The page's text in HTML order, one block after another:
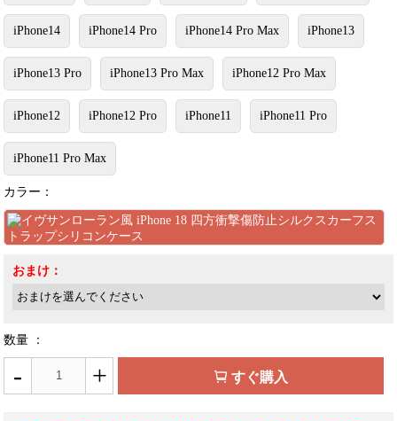
iPhone14 iPhone14 Pro iPhone14 Pro Max iPhone13
iPhone13 Pro iPhone13 Pro Max iPhone12 Pro Max
iPhone12 iPhone12 Pro iPhone11 iPhone11 Pro
iPhone11 Pro Max
カラー：
おまけ：
数量 ：
- + すぐ購入